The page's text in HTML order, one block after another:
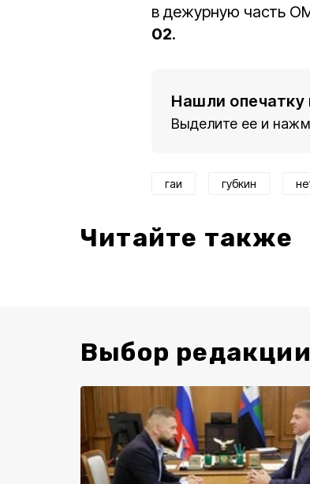
в дежурную часть
02.
Нашли опечатку
Выделите ее и
гаи губкин
Читайте также
Выбор редакции